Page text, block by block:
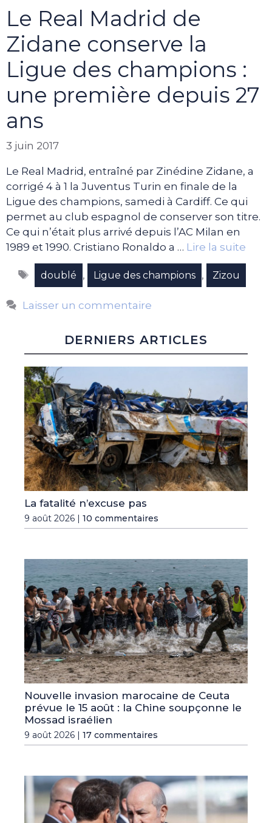
Le Real Madrid de
Zidane conserve la
Ligue des champions :
une première depuis 27
ans
3 juin 2017
Le Real Madrid, entraîné par Zinédine Zidane, a
corrigé 4 à 1 la Juventus Turin en finale de la
Ligue des champions, samedi à Cardiff. Ce qui
permet au club espagnol de conserver son titre.
Ce qui n’était plus arrivé depuis l’AC Milan en
1989 et 1990. Cristiano Ronaldo a … Lire la suite
Étiquettes
doublé , Ligue des champions , Zizou
Laisser un commentaire
DERNIERS ARTICLES
La fatalité n’excuse pas
9 août 2026 | 10 commentaires
Nouvelle invasion marocaine de Ceuta
prévue le 15 août : la Chine soupçonne le
Mossad israélien
9 août 2026 | 17 commentaires